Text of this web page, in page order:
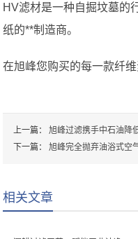
HV滤材是一种自掘坟墓的
纸的**制造商。
在旭峰您购买的每一款纤
上一篇：旭峰过滤携手中石油降
下一篇：旭峰完全抛弃油浴式空
相关文章